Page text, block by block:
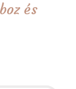
és